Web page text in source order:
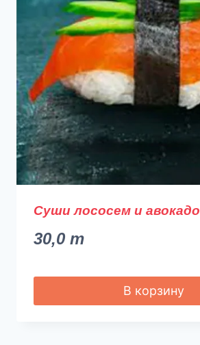
Суши лососем и авокадо
30,0 m
В корзину